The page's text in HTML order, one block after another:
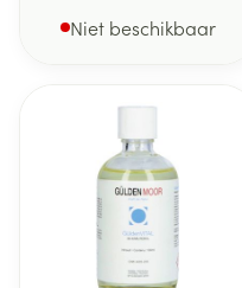
Niet beschikbaar